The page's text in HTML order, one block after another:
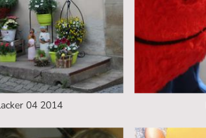
04 2014